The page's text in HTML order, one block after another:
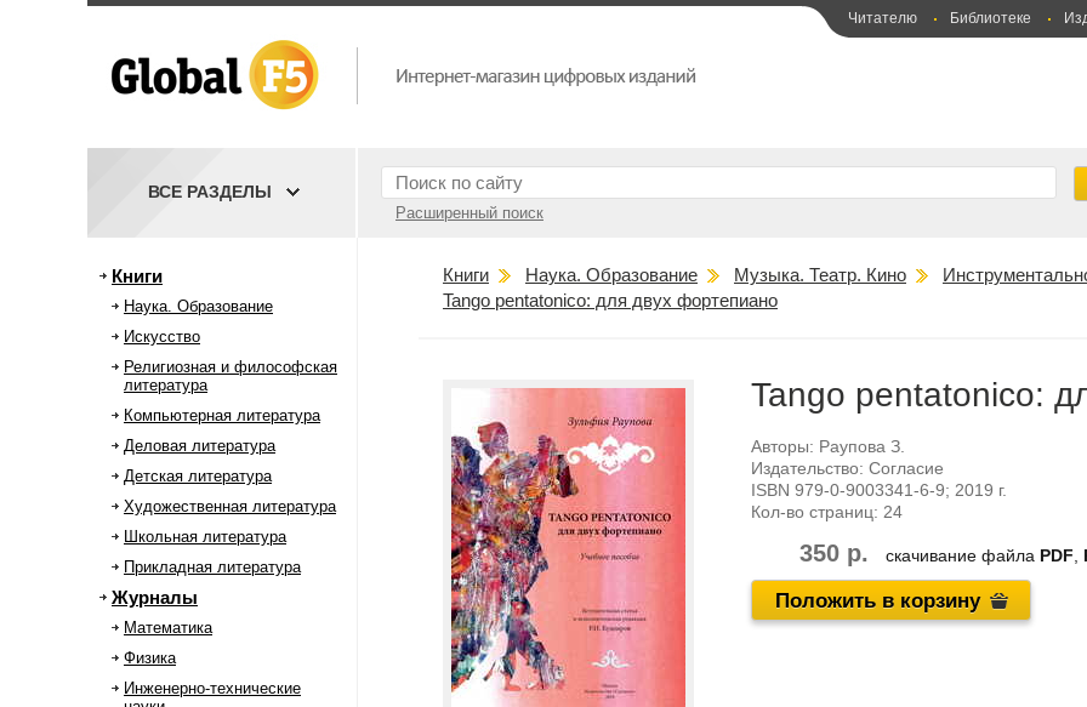
Читателю Библиотеке
Расширенный поиск
ВСЕ РАЗДЕЛЫ
Книги
Наука. Образование
Искусство
Религиозная и философская
литература
Компьютерная литература
Деловая литература
Детская литература
Художественная литература
Школьная литература
Прикладная литература
Журналы
Математика
Физика
Инженерно-технические
Книги Наука. Образование Музыка. Театр. Кино
Tango pentatonico: для двух фортепиано
Tango pentatonico:
Авторы: Раупова З.
Издательство: Согласие
ISBN 979-0-9003341-6-9; 2019 г.
Кол-во страниц: 24
350 р. скачивание файла PDF
Положить в корзину